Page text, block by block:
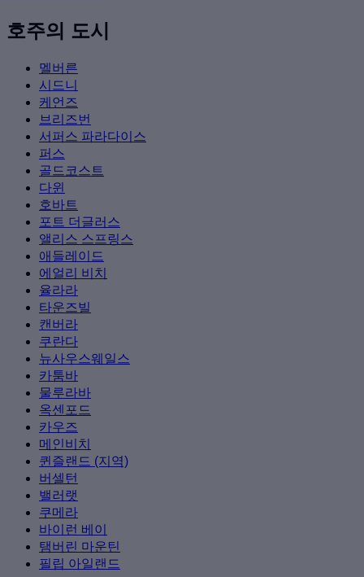
호주의 도시
멜버른
시드니
케언즈
브리즈번
서퍼스 파라다이스
퍼스
골드코스트
다윈
호바트
포트 더글러스
앨리스 스프링스
애들레이드
에얼리 비치
율라라
타운즈빌
캔버라
쿠란다
뉴사우스웨일스
카툼바
물루라바
옥센포드
카우즈
메인비치
퀸즐랜드 (지역)
버셀턴
밸러랫
쿠메라
바이런 베이
탬버린 마운틴
필립 아일랜드